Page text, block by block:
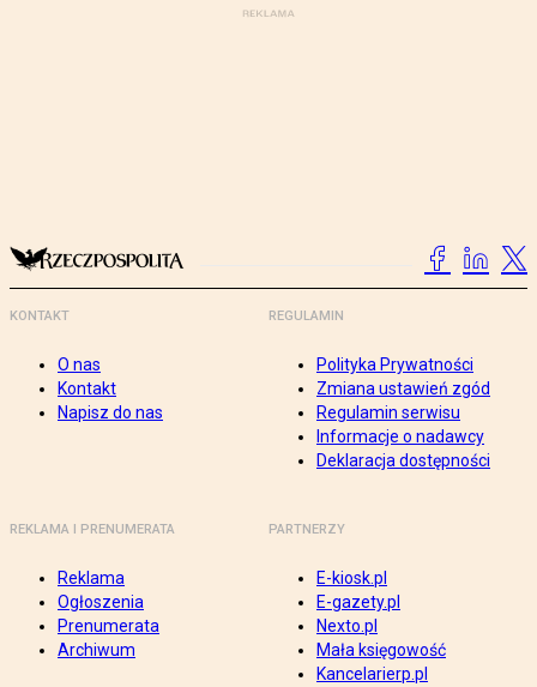
KONTAKT
O nas
Kontakt
Napisz do nas
REGULAMIN
Polityka Prywatności
Zmiana ustawień zgód
Regulamin serwisu
Informacje o nadawcy
Deklaracja dostępności
REKLAMA I PRENUMERATA
Reklama
Ogłoszenia
Prenumerata
Archiwum
PARTNERZY
E-kiosk.pl
E-gazety.pl
Nexto.pl
Mała księgowość
Kancelarierp.pl